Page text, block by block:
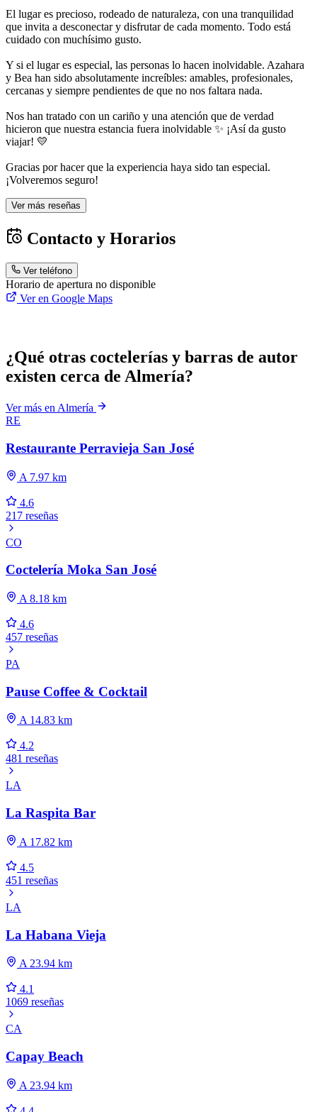
El lugar es precioso, rodeado de naturaleza, con una tranquilidad
que invita a desconectar y disfrutar de cada momento. Todo está
cuidado con muchísimo gusto.
Y si el lugar es especial, las personas lo hacen inolvidable. Azahara
y Bea han sido absolutamente increíbles: amables, profesionales,
cercanas y siempre pendientes de que no nos faltara nada.
Nos han tratado con un cariño y una atención que de verdad
hicieron que nuestra estancia fuera inolvidable ✨ ¡Así da gusto
viajar! 💛
Gracias por hacer que la experiencia haya sido tan especial.
¡Volveremos seguro!
Ver más reseñas
Contacto y Horarios
Ver teléfono
Horario de apertura no disponible
Ver en Google Maps
¿Qué otras coctelerías y barras de autor
existen cerca de Almería?
Ver más en Almería
RE
Restaurante Perravieja San José
A 7.97 km
4.6
217 reseñas
CO
Coctelería Moka San José
A 8.18 km
4.6
457 reseñas
PA
Pause Coffee & Cocktail
A 14.83 km
4.2
481 reseñas
LA
La Raspita Bar
A 17.82 km
4.5
451 reseñas
LA
La Habana Vieja
A 23.94 km
4.1
1069 reseñas
CA
Capay Beach
A 23.94 km